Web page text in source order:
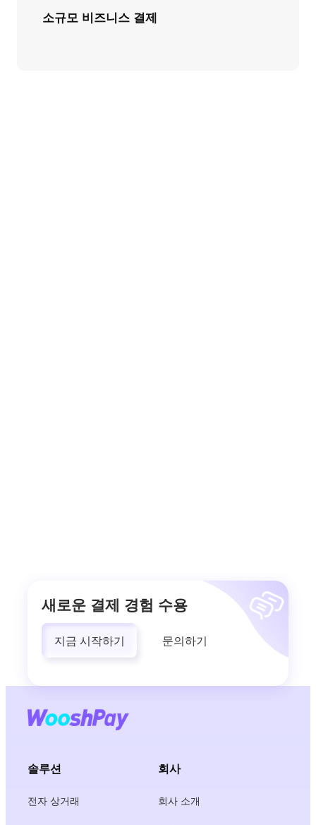
소규모 비즈니스 결제
새로운 결제 경험 수용
지금 시작하기 문의하기
솔루션
전자 상거래
회사
회사 소개